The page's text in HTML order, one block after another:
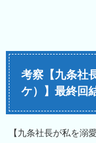
考察【九条社
ケ）】最終回
【九条社長が私を溺